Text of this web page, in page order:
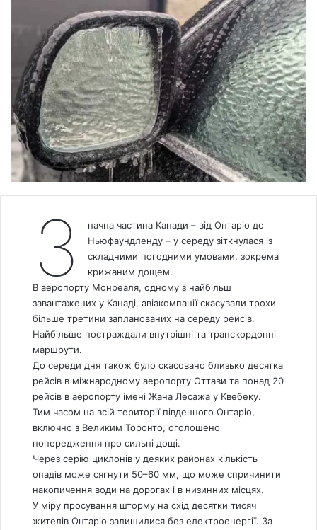
З
начна частина Канади – від Онтаріо до
Ньюфаундленду – у середу зіткнулася із
складними погодними умовами, зокрема
крижаним дощем.
В аеропорту Монреаля, одному з найбільш
завантажених у Канаді, авіакомпанії скасували трохи
більше третини запланованих на середу рейсів.
Найбільше постраждали внутрішні та транскордонні
маршрути.
До середи дня також було скасовано близько десятка
рейсів в міжнародному аеропорту Оттави та понад 20
рейсів в аеропорту імені Жана Лесажа у Квебеку.
Тим часом на всій території південного Онтаріо,
включно з Великим Торонто, оголошено
попередження про сильні дощі.
Через серію циклонів у деяких районах кількість
опадів може сягнути 50–60 мм, що може спричинити
накопичення води на дорогах і в низинних місцях.
У міру просування шторму на схід десятки тисяч
жителів Онтаріо залишилися без електроенергії. За